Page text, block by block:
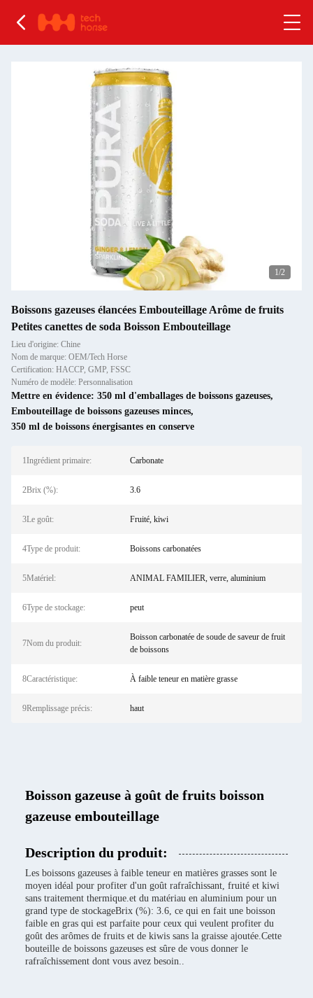
1/2
Boissons gazeuses élancées Embouteillage Arôme de fruits
Petites canettes de soda Boisson Embouteillage
Lieu d'origine: Chine
Nom de marque: OEM/Tech Horse
Certification: HACCP, GMP, FSSC
Numéro de modèle: Personnalisation
Mettre en évidence: 350 ml d'emballages de boissons gazeuses,
Embouteillage de boissons gazeuses minces,
350 ml de boissons énergisantes en conserve
1Ingrédient primaire: Carbonate
2Brix (%): 3.6
3Le goût: Fruité, kiwi
4Type de produit: Boissons carbonatées
5Matériel: ANIMAL FAMILIER, verre, aluminium
6Type de stockage: peut
7Nom du produit:
Boisson carbonatée de soude de saveur de fruit
de boissons
8Caractéristique: À faible teneur en matière grasse
9Remplissage précis: haut
Boisson gazeuse à goût de fruits boisson
gazeuse embouteillage
Description du produit:
Les boissons gazeuses à faible teneur en matières grasses sont le
moyen idéal pour profiter d'un goût rafraîchissant, fruité et kiwi
sans traitement thermique.et du matériau en aluminium pour un
grand type de stockageBrix (%): 3.6, ce qui en fait une boisson
faible en gras qui est parfaite pour ceux qui veulent profiter du
goût des arômes de fruits et de kiwis sans la graisse ajoutée.Cette
bouteille de boissons gazeuses est sûre de vous donner le
rafraîchissement dont vous avez besoin..